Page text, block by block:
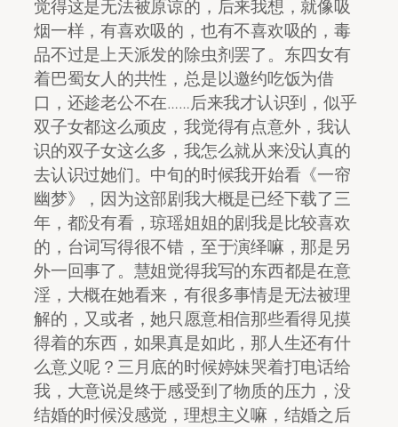
觉得这是无法被原谅的，后来我想，就像吸
烟一样，有喜欢吸的，也有不喜欢吸的，毒
品不过是上天派发的除虫剂罢了。东四女有
着巴蜀女人的共性，总是以邀约吃饭为借
口，还趁老公不在……后来我才认识到，似乎
双子女都这么顽皮，我觉得有点意外，我认
识的双子女这么多，我怎么就从来没认真的
去认识过她们。中旬的时候我开始看《一帘
幽梦》，因为这部剧我大概是已经下载了三
年，都没有看，琼瑶姐姐的剧我是比较喜欢
的，台词写得很不错，至于演绎嘛，那是另
外一回事了。慧姐觉得我写的东西都是在意
淫，大概在她看来，有很多事情是无法被理
解的，又或者，她只愿意相信那些看得见摸
得着的东西，如果真是如此，那人生还有什
么意义呢？三月底的时候婷妹哭着打电话给
我，大意说是终于感受到了物质的压力，没
结婚的时候没感觉，理想主义嘛，结婚之后